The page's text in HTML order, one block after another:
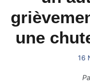
une
16